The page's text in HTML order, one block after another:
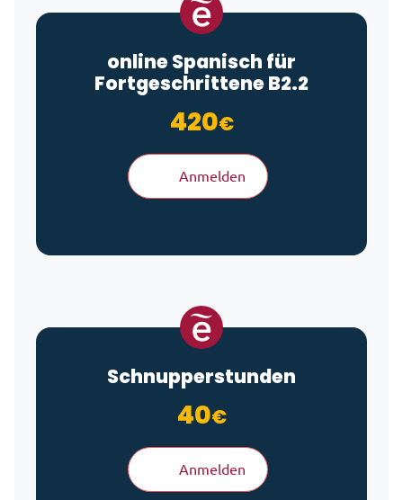
online Spanisch für
Fortgeschrittene B2.2
420€
Anmelden
Schnupperstunden
40€
Anmelden